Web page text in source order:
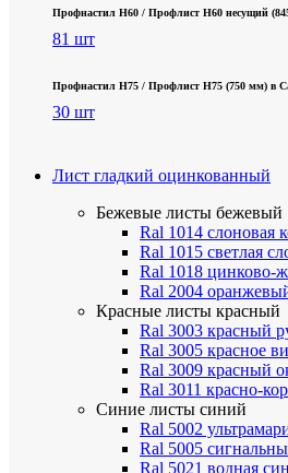
Профнастил Н60 / Профлист Н60 несущий
81 шт
Профнастил Н75 / Профлист Н75 (750 мм) в
30 шт
Лист гладкий оцинкованный
Бежевые листы бежевый
Ral 1014 слоновая
Ral 1015 светлая
Ral 1018 цинково-
Ral 2004
Красные листы красный
Ral 3003 красный
Ral 3005 красное
Ral 3009 красный
Ral 3011 красно-
Синие листы синий
Ral 5002
Ral 5005
Ral 5021 водная